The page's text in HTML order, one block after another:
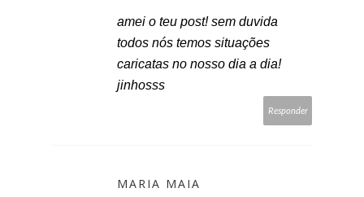
amei o teu post! sem duvida
todos nós temos situações
caricatas no nosso dia a dia!
jinhosss
Responder
MARIA MAIA